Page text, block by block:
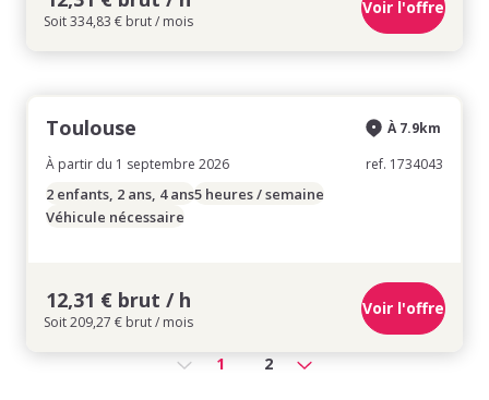
Soit 334,83 € brut / mois
Voir l'offre
Toulouse
À partir du 1 septembre 2026
À 7.9km
ref. 1734043
2 enfants, 2 ans, 4 ans5 heures / semaine
Véhicule nécessaire
12,31 € brut / h
Soit 209,27 € brut / mois
Voir l'offre
1 2